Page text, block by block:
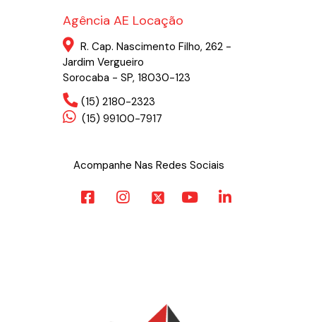
Agência AE Locação
R. Cap. Nascimento Filho, 262 -
Jardim Vergueiro
Sorocaba - SP, 18030-123
(15) 2180-2323
(15) 99100-7917
Acompanhe Nas Redes Sociais